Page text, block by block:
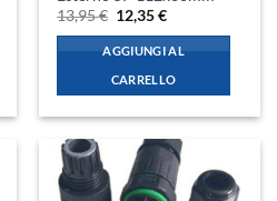
13,95€ Il
prezzo
originale
era:
13,95 €.
12,35€Il
attuale
è:
12,35 €.
AGGIUNGI AL
CARRELLO